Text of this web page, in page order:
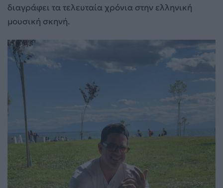
διαγράφει τα τελευταία χρόνια στην ελληνική
μουσική σκηνή.